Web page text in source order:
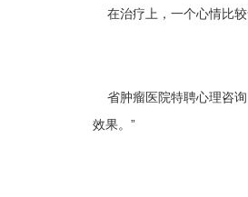
在治疗上，一个心情比较
省肿瘤医院特聘心理咨询
效果。”